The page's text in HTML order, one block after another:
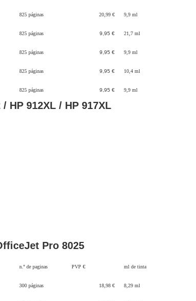
825 páginas 20,99 € 9,9 ml
825 páginas 9,95 € 21,7 ml
825 páginas 9,95 € 9,9 ml
825 páginas 9,95 € 10,4 ml
825 páginas 9,95 € 9,9 ml
HP 912XL / HP 917XL
Pro 8025
n.º de paginas PVP € ml de tinta
300 páginas 18,98 € 8,29 ml